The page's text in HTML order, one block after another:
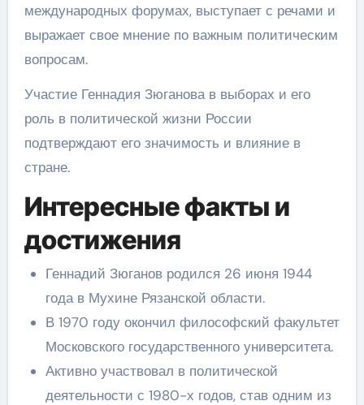
международных форумах, выступает с речами и
выражает свое мнение по важным политическим
вопросам.
Участие Геннадия Зюганова в выборах и его
роль в политической жизни России
подтверждают его значимость и влияние в
стране.
Интересные факты и
достижения
Геннадий Зюганов родился 26 июня 1944
года в Мухине Рязанской области.
В 1970 году окончил философский факультет
Московского государственного университета.
Активно участвовал в политической
деятельности с 1980-х годов, став одним из